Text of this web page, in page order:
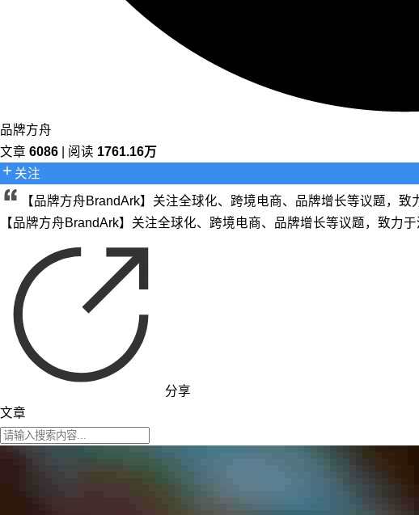
品牌方舟
文章 6086 | 阅读 1761.16万
关注
【品牌方舟BrandArk】关注全球化、跨境电商、品牌增长等议题，致
【品牌方舟BrandArk】关注全球化、跨境电商、品牌增长等议题，致力于
分享
文章